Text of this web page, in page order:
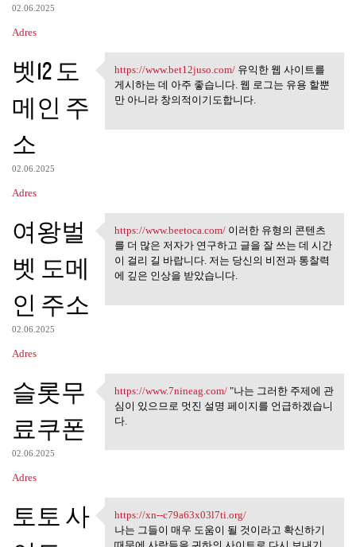
02.06.2025
Adres
벳12 도
메인 주
소
02.06.2025
Adres
https://www.bet12juso.com/
https://www.bet12juso.com/유익한 웹 사이트를
게시하는 데 아주 좋습니다. 웹 로그는 유용 할뿐
만 아니라 창의적이기도합니다.
여왕벌
벳 도메
인 주소
02.06.2025
Adres
https://www.beetoca.com/ 이러한
https://www.beetoca.com/이러한 유형의 콘텐츠
를 더 많은 저자가 연구하고 글을 잘 쓰는 데 시간
이 걸리 길 바랍니다. 저는 당신의 비전과 통찰력
에 깊은 인상을 받았습니다.
슬롯무
료쿠폰
02.06.2025
Adres
https://www.7nineag.com/ "나는
https://www.7nineag.com/"나는 그러한 주제에 관
심이 있으므로 멋진 설명 페이지를 언급하겠습니
다.
토토 사
https://xn--c79a63x03l7ti.org
https://xn--c79a63x03l7ti.org/
나는 그들이 매우 도움이 될 것이라고 확신하기